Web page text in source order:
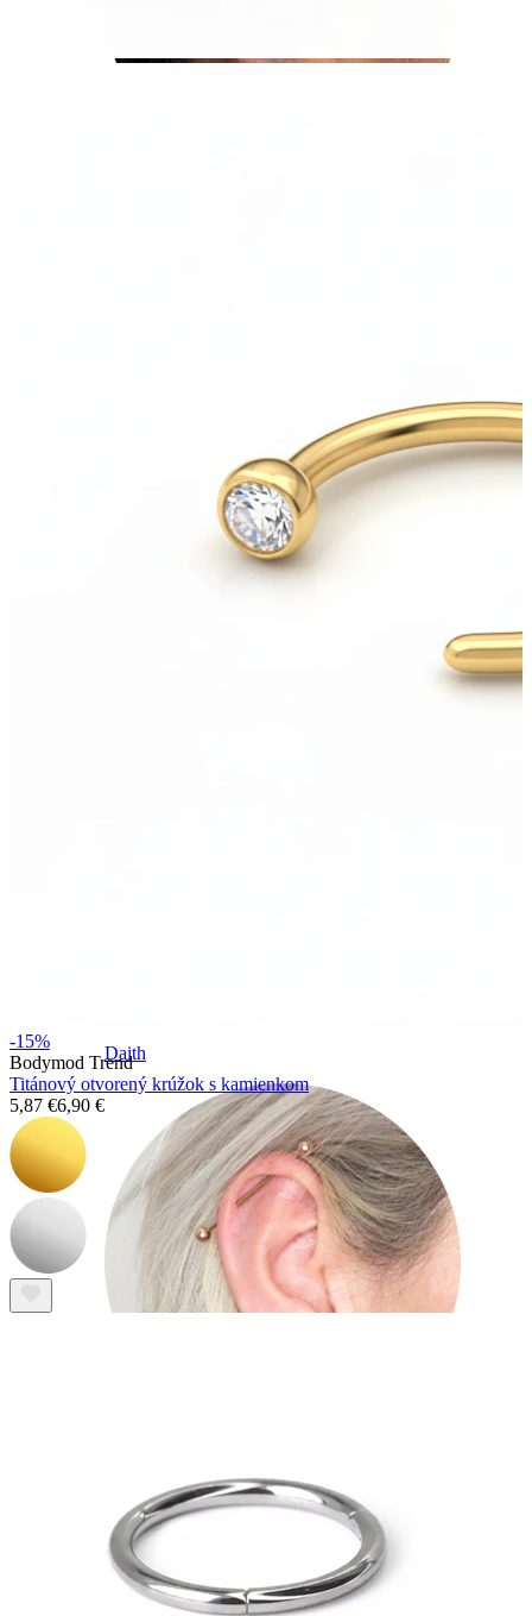
Daith
-15%
Bodymod Trend
Titánový otvorený krúžok s kamienkom
5,87 €6,90 €